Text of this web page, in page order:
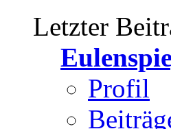
Letzter
Profil